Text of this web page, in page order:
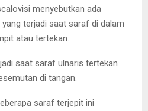
menyebutkan ada
terjadi saat saraf di dalam
atau tertekan.
saat saraf ulnaris tertekan
di tangan.
saraf terjepit ini